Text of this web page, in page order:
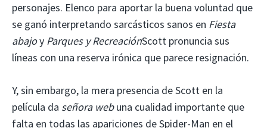
personajes. Elenco para aportar la buena voluntad que
se ganó interpretando sarcásticos sanos en Fiesta
abajoy Parques y RecreaciónScott pronuncia sus
líneas con una reserva irónica que parece resignación.
Y, sin embargo, la mera presencia de Scott en la
película da señora webuna cualidad importante que
falta en todas las apariciones de Spider-Man en el